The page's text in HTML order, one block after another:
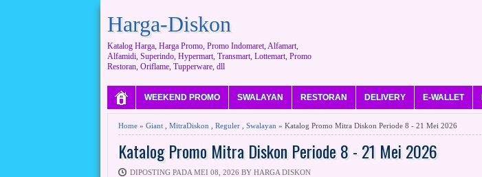
Harga-Diskon
Katalog Harga, Harga Promo, Promo Indomaret, Alfamart,
Alfamidi, Superindo, Hypermart, Transmart, Lottemart, Promo
Restoran, Oriflame, Tupperware, dll
WEEKEND PROMO SWALAYAN RESTORAN DELIVERY E-WALLET
Home» Giant, MitraDiskon Reguler, Swalayan » Katalog Promo Mitra Diskon Periode 8 - 21 Mei 2026
Katalog Promo Mitra Diskon Periode 8 - 21 Mei 2026
DIPOSTING PADA MEI 08, 2026 BY HARGA DISKON